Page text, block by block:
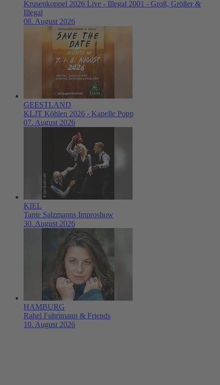
Krusenkoppel 2026 Live - Illegal 2001 - Groß, Größer &
Illegal
08. August 2026
GEESTLAND
KLJT Köhlen 2026 - Kapelle Popp
07. August 2026
KIEL
Tante Salzmanns Improshow
30. August 2026
HAMBURG
Rahel Fuhrimann & Friends
10. August 2026